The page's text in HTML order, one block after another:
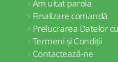
Am uitat parola
Finalizare comandă
Prelucrarea Datelor
Termeni și Condiții
Contactează-ne